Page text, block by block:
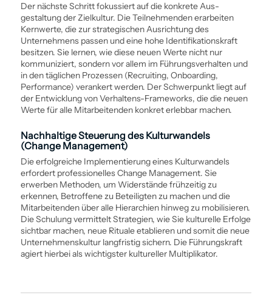
Der nächste Schritt fokussiert auf die konkrete Aus­
gestaltung der Zielkultur. Die Teilnehmenden erarbeiten
Kernwerte, die zur strategischen Ausrichtung des
Unternehmens passen und eine hohe Identifikations­kraft
besitzen. Sie lernen, wie diese neuen Werte nicht nur
kommuniziert, sondern vor allem im Führungsverhalten und
in den täglichen Prozessen (Recruiting, Onboarding,
Performance) verankert werden. Der Schwerpunkt liegt auf
der Entwicklung von Verhaltens-Frameworks, die die neuen
Werte für alle Mitarbeitenden konkret erlebbar machen.
Nachhaltige Steuerung des Kulturwandels
(Change Management)
Die erfolgreiche Implementierung eines Kulturwandels
erfordert professionelles Change Management. Sie
erwerben Methoden, um Widerstände frühzeitig zu
erkennen, Betroffene zu Beteiligten zu machen und die
Mitarbeitenden über alle Hierarchien hinweg zu mobilisieren.
Die Schulung vermittelt Strategien, wie Sie kulturelle Erfolge
sichtbar machen, neue Rituale etablieren und somit die neue
Unternehmenskultur langfristig sichern. Die Führungs­kraft
agiert hierbei als wichtigster kultureller Multiplikator.